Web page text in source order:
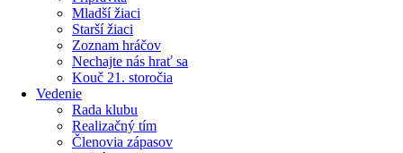
Mladší žiaci
Starší žiaci
Zoznam hráčov
Nechajte nás hrať sa
Kouč 21. storočia
Vedenie
Rada klubu
Realizačný tím
Členovia zápasov